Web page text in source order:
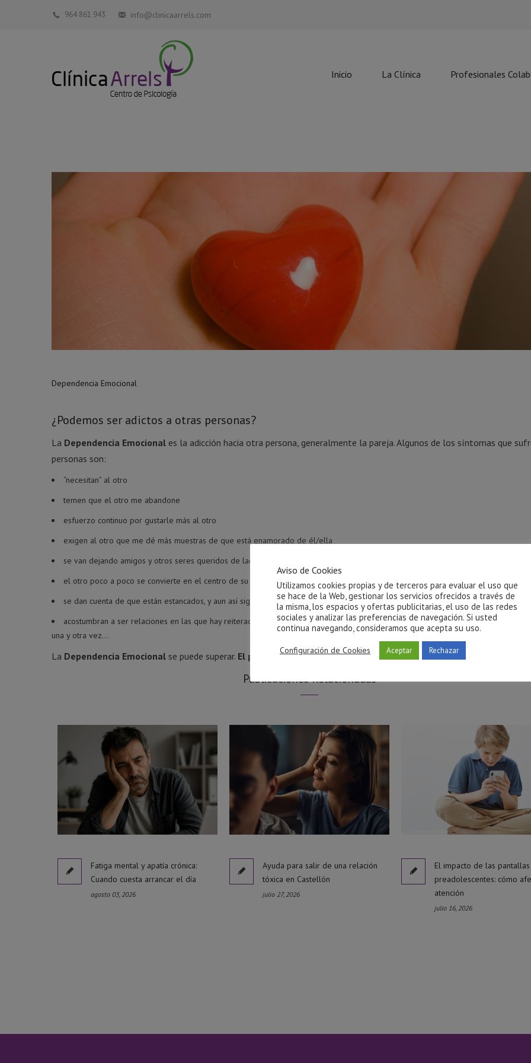
964 861 943 info@clinicaarrels.com
Inicio La Clínica Profesionales
Dependencia Emocional
¿Podemos ser adictos a otras personas?
La Dependencia Emocional es la adicción hacia otra persona, generalmente la pareja. Algunos de los síntomas que
personas son:
“necesitan” al otro
temen que el otro me abandone
esfuerzo continuo por gustarle más al otro
exigen al otro que me dé más muestras de que está enamorado de él/ella
se van dejando amigos y otros seres queridos de lado
el otro poco a poco se convierte en el centro de su vida, de sus pensamientos y de sus preocupaciones
se dan cuenta de que están estancados, y aun así siguen luchando
acostumbran a ser relaciones en las que hay reiteradas rupturas y reconciliaciones, siempre volviendo con los mismos propósitos
una y otra vez…
La Dependencia Emocional se puede superar. El primer paso es tomar conciencia y solicitar ayuda.
Publicaciones Relacionadas
Fatiga mental y apatía crónica:
Cuando cuesta arrancar el día
agosto 03, 2026
Ayuda para salir de una relación
tóxica en Castellón
julio 27, 2026
El impacto de las
preadolescentes: cómo
atención
julio 16, 2026
Aviso de Cookies
Utilizamos cookies propias y de terceros para evaluar el uso que
se hace de la Web, gestionar los servicios ofrecidos a través de
la misma, los espacios y ofertas publicitarias, el uso de las redes
sociales y analizar las preferencias de navegación. Si usted
continua navegando, consideramos que acepta su uso.
Configuración de Cookies Aceptar Rechazar